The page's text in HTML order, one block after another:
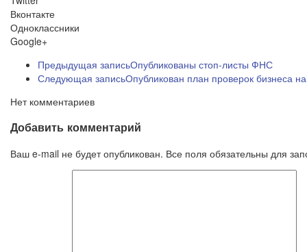
Вконтакте
Одноклассники
Google+
Предыдущая записьОпубликованы стоп-листы ФНС
Следующая записьОпубликован план проверок бизнеса
Нет комментариев
Добавить комментарий
Ваш e-mail не будет опубликован. Все поля обязательны для